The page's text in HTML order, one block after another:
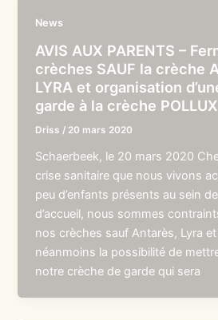
News
AVIS AUX PARENTS –
crèches SAUF la crèche
LYRA et organisation
garde à la crèche POLLUX
Driss / 20 mars 2020
Schaerbeek, le 20 mars 2020
crise sanitaire que nous vivons
peu d’enfants présents au sein
d’accueil, nous sommes
nos crèches sauf Antarès, Lyra
néanmoins la possibilité de
notre crèche de garde qui sera